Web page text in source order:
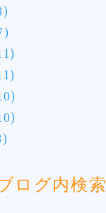
ログ内検索